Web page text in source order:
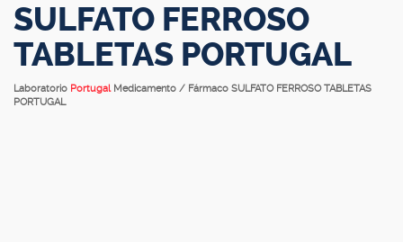
SULFATO FERROSO
TABLETAS PORTUGAL
Laboratorio Portugal Medicamento / Fármaco SULFATO FERROSO TABLETAS
PORTUGAL